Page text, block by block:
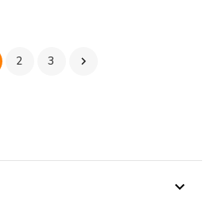
2 3 
keyboard_arrow_down